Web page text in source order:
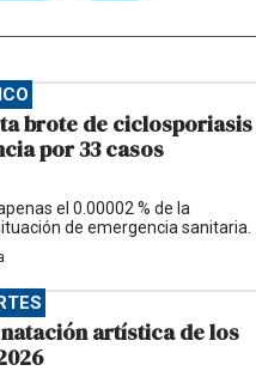
brote de ciclosporiasis
por 33 casos
el 0.00002 % de la
de emergencia sanitaria.
artística de los